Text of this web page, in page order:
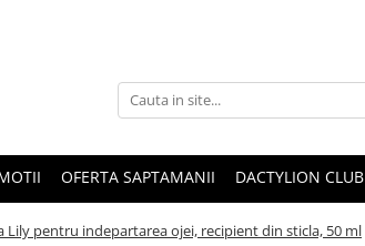
OFERTA SAPTAMANII DACTYLION CLUB
Lily pentru indepartarea ojei, recipient din sticla, 50 ml